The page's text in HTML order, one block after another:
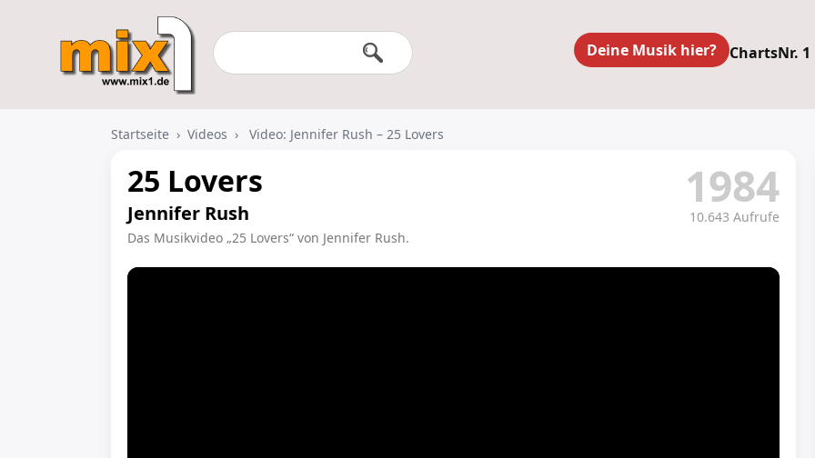
Deine Musik hier? ChartsNr.
Startseite › Videos › Video: Jennifer Rush – 25 Lovers
25 Lovers
Jennifer Rush
Das Musikvideo „25 Lovers“ von Jennifer Rush.
1984
10.643 Aufrufe